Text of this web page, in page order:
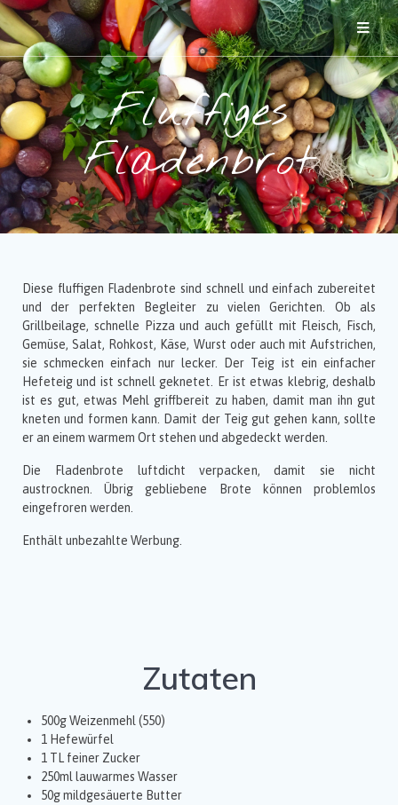
Fluffiges
Fladenbrot
Diese fluffigen Fladenbrote sind schnell und einfach zubereitet
und der perfekten Begleiter zu vielen Gerichten. Ob als
Grillbeilage, schnelle Pizza und auch gefüllt mit Fleisch, Fisch,
Gemüse, Salat, Rohkost, Käse, Wurst oder auch mit Aufstrichen,
sie schmecken einfach nur lecker. Der Teig ist ein einfacher
Hefeteig und ist schnell geknetet. Er ist etwas klebrig, deshalb
ist es gut, etwas Mehl griffbereit zu haben, damit man ihn gut
kneten und formen kann. Damit der Teig gut gehen kann, sollte
er an einem warmem Ort stehen und abgedeckt werden.
Die Fladenbrote luftdicht verpacken, damit sie nicht
austrocknen. Übrig gebliebene Brote können problemlos
eingefroren werden.
Enthält unbezahlte Werbung.
Zutaten
500g Weizenmehl (550)
1 Hefewürfel
1 TL feiner Zucker
250ml lauwarmes Wasser
50g mildgesäuerte Butter